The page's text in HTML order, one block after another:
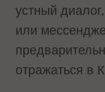
устный
или
отражаться в